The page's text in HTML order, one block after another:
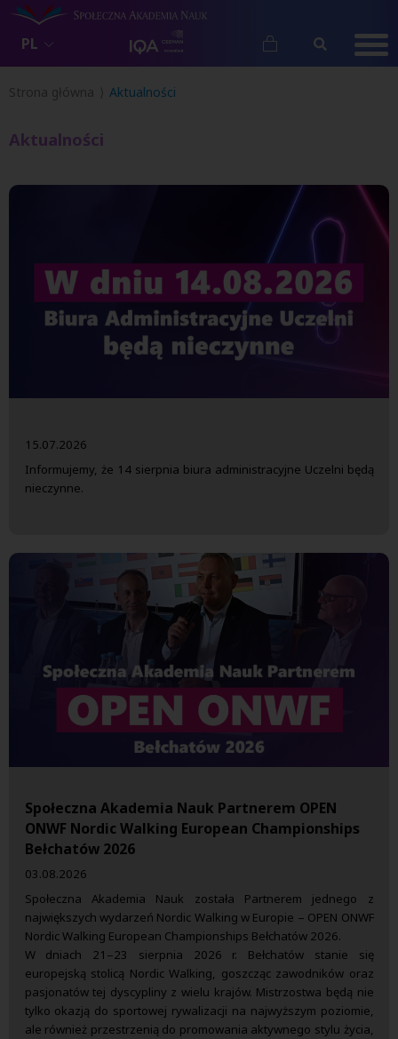
PL
Strona główna Aktualności
Aktualności
15.07.2026
Informujemy, że 14 sierpnia biura administracyjne Uczelni będą
nieczynne.
Społeczna Akademia Nauk Partnerem OPEN
ONWF Nordic Walking European Championships
Bełchatów 2026
03.08.2026
Społeczna Akademia Nauk została Partnerem jednego z
największych wydarzeń Nordic Walking w Europie – OPEN ONWF
Nordic Walking European Championships Bełchatów 2026.
W dniach 21–23 sierpnia 2026 r. Bełchatów stanie się
europejską stolicą Nordic Walking, goszcząc zawodników oraz
pasjonatów tej dyscypliny z wielu krajów. Mistrzostwa będą nie
tylko okazją do sportowej rywalizacji na najwyższym poziomie,
ale również przestrzenią do promowania aktywnego stylu życia,